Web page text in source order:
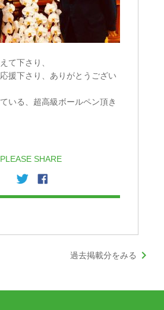
て下さり、
援下さり、ありがとうござい
いる、超高級ボールペン頂き
PLEASE SHARE
過去掲載分をみる keyboard_arrow_right